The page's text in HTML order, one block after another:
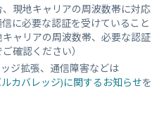
現地キャリアの周波数帯に対応
に必要な認証を受けていること
ャリアの周波数帯、必要な認証
確認ください）
ッジ拡張、通信障害などは
ルカバレッジ)に関するお知らせを